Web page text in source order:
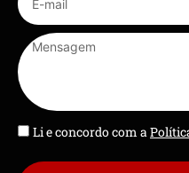
Li e concordo com a